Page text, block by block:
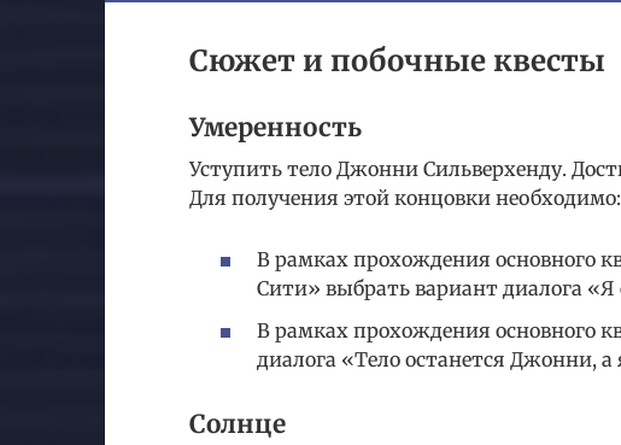
Сюжет и побочные квесты
Умеренность
Уступить тело Джонни Сильверхенду.
Для получения этой концовки необходимо:
В рамках прохождения основного
Сити» выбрать вариант диалога «Я
В рамках прохождения основного
диалога «Тело останется Джонни, а
Солнце